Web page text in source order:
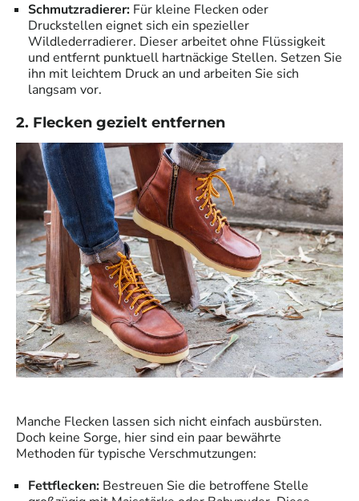
Schmutzradierer: Für kleine Flecken oder
Druckstellen eignet sich ein spezieller
Wildlederradierer. Dieser arbeitet ohne Flüssigkeit
und entfernt punktuell hartnäckige Stellen. Setzen Sie
ihn mit leichtem Druck an und arbeiten Sie sich
langsam vor.
2. Flecken gezielt entfernen
Manche Flecken lassen sich nicht einfach ausbürsten.
Doch keine Sorge, hier sind ein paar bewährte
Methoden für typische Verschmutzungen:
Fettflecken: Bestreuen Sie die betroffene Stelle